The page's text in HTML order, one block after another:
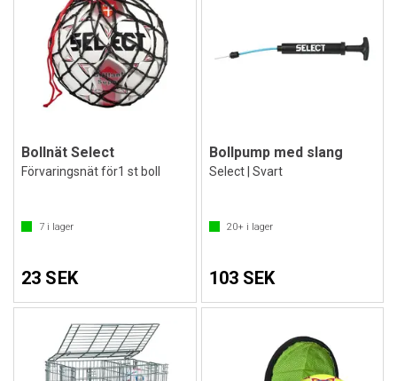
Bollnät Select
Förvaringsnät för1 st boll
7 i lager
23 SEK
Bollpump med slang
Select | Svart
20+i lager
103 SEK